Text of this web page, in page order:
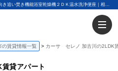
カーサ セレノ 加古川の2LDK賃貸アパート！南向き追い焚き機能浴室乾燥機２ＤＫ温水洗浄便座｜相生不動産株式会社
の賃貸情報一覧 カーサ セレノ 加古川の2LDK
貸アパート